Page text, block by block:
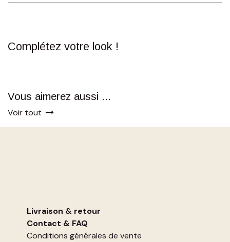
Complétez votre look !
Vous aimerez aussi ...
Voir tout
Livraison & retour
Contact & FAQ
Conditions générales de vente